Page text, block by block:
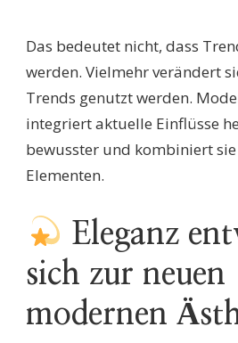
Das bedeutet nicht, dass
werden. Vielmehr verändert
Trends genutzt werden.
integriert aktuelle Einflüsse
bewusster und kombiniert
Elementen.
Eleganz
sich zur neuen
modernen